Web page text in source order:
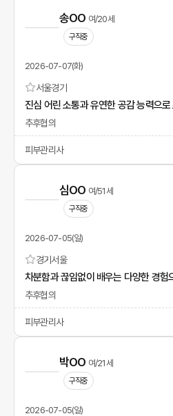
송OO 여/20세
구직중
2026-07-07(화)
서울경기
추후협의
피부관리사
심OO 여/51세
구직중
2026-07-05(일)
경기 서울
추후협의
피부관리사
박OO 여/21세
구직중
2026-07-05(일)